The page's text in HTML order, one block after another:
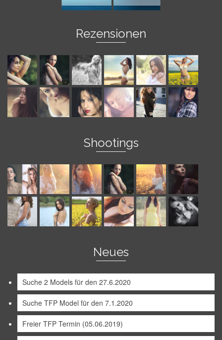
Rezensionen
Shootings
Neues
Suche 2 Models für den 27.6.2020
Suche TFP Model für den 7.1.2020
Freier TFP Termin (05.06.2019)